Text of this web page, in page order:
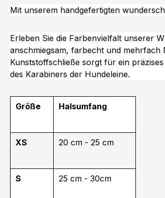
Mit unserem handgefertigten
Erleben Sie die Farbenvielfalt unserer
anschmiegsam, farbecht und mehrfach
Kunststoffschließe sorgt für ein
des Karabiners der Hundeleine.
Größe Halsumfang
XS 20 cm - 25 cm
S 25 cm - 30cm